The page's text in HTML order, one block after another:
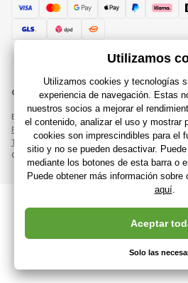
© 2018 - 2026 Raijuguetes.es, Todos los
Esta página está protegida por
Política de privacidad
compañías de
Términos y condiciones.
Creación de tiendas en línea eficientes